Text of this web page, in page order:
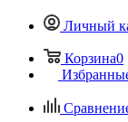
Личный
Корзина0